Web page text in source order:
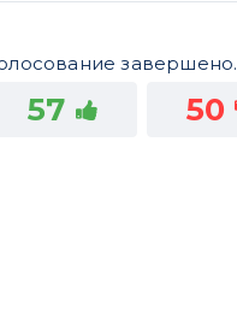
завершено.
57 50